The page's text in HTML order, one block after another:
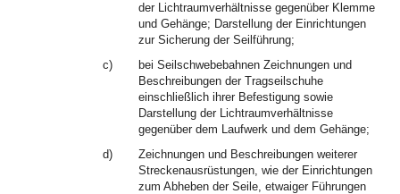
der Lichtraumverhältnisse gegenüber Klemme
und Gehänge; Darstellung der Einrichtungen
zur Sicherung der Seilführung;
c)
bei Seilschwebebahnen Zeichnungen und
Beschreibungen der Tragseilschuhe
einschließlich ihrer Befestigung sowie
Darstellung der Lichtraumverhältnisse
gegenüber dem Laufwerk und dem Gehänge;
d)
Zeichnungen und Beschreibungen weiterer
Streckenausrüstungen, wie der Einrichtungen
zum Abheben der Seile, etwaiger Führungen